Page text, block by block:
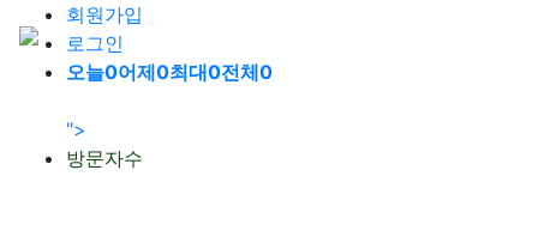
회원가입
로그인
오늘0어제0최대0전체0
">
방문자수